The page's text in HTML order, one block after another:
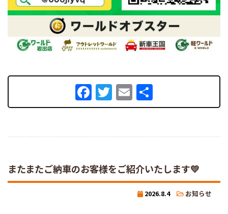
Facebook
Twitter
Email
有
またまたご納車のお客様をご紹介いたします💛
2026.8.4 お知らせ